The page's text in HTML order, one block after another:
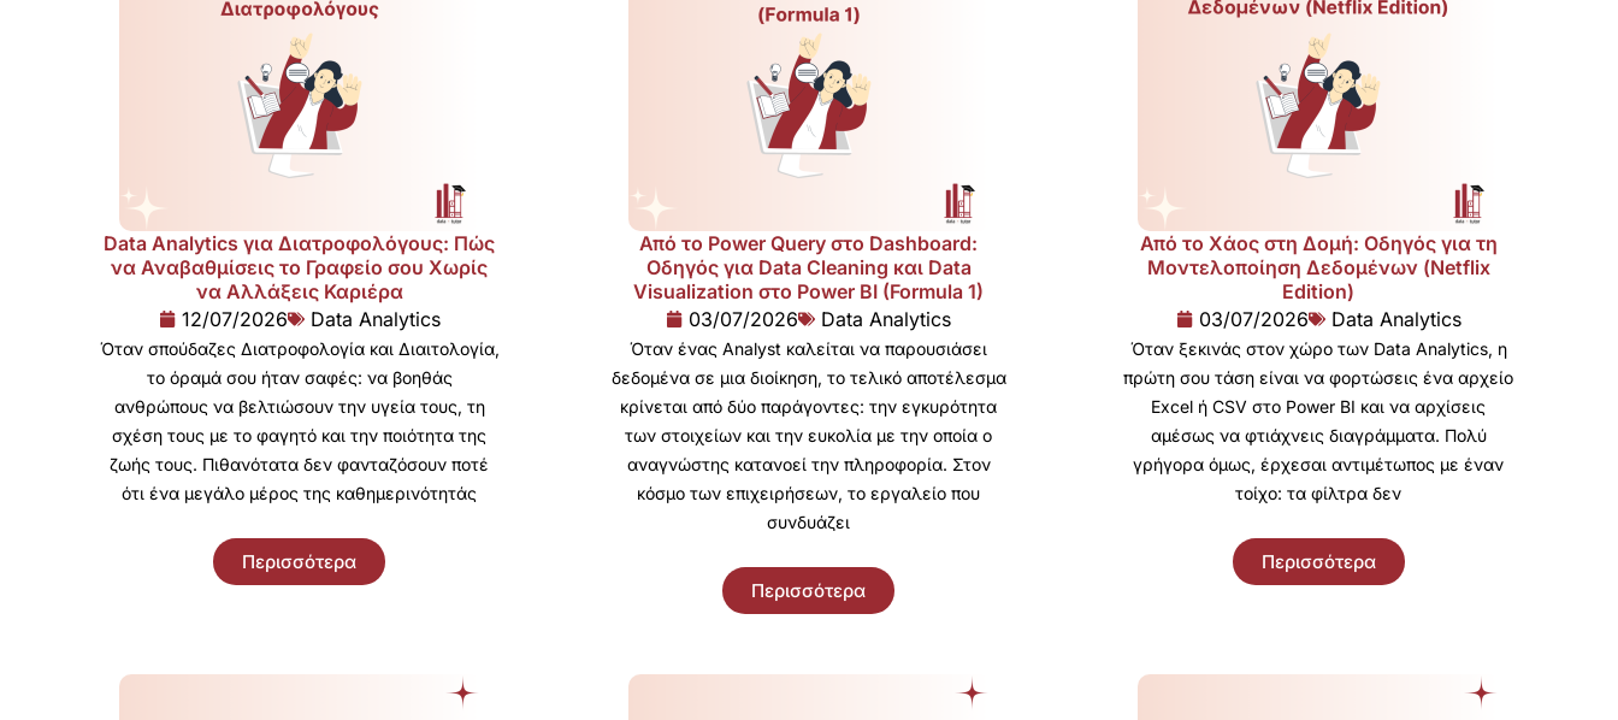
Data Analytics για Διατροφολόγους: Πώς
να Αναβαθμίσεις το Γραφείο σου Χωρίς
να Αλλάξεις Καριέρα
12/07/2026
Data Analytics
Όταν σπούδαζες Διατροφολογία και Διαιτολογία,
το όραμά σου ήταν σαφές: να βοηθάς
ανθρώπους να βελτιώσουν την υγεία τους, τη
σχέση τους με το φαγητό και την ποιότητα της
ζωής τους. Πιθανότατα δεν φανταζόσουν ποτέ
ότι ένα μεγάλο μέρος της καθημερινότητάς
Περισσότερα
Από το Power Query στο Dashboard:
Οδηγός για Data Cleaning και Data
Visualization στο Power BI (Formula 1)
03/07/2026
Data Analytics
Όταν ένας Analyst καλείται να παρουσιάσει
δεδομένα σε μια διοίκηση, το τελικό αποτέλεσμα
κρίνεται από δύο παράγοντες: την εγκυρότητα
των στοιχείων και την ευκολία με την οποία ο
αναγνώστης κατανοεί την πληροφορία. Στον
κόσμο των επιχειρήσεων, το εργαλείο που
συνδυάζει
Περισσότερα
Από το Χάος στη Δομή: Οδηγός για τη
Μοντελοποίηση Δεδομένων (Netflix
Edition)
03/07/2026
Data Analytics
Όταν ξεκινάς στον χώρο των Data Analytics, η
πρώτη σου τάση είναι να φορτώσεις ένα αρχείο
Excel ή CSV στο Power BI και να αρχίσεις
αμέσως να φτιάχνεις διαγράμματα. Πολύ
γρήγορα όμως, έρχεσαι αντιμέτωπος με έναν
τοίχο: τα φίλτρα δεν
Περισσότερα